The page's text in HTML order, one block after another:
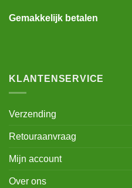
Gemakkelijk betalen
KLANTENSERVICE
Verzending
Retouraanvraag
Mijn account
Over ons